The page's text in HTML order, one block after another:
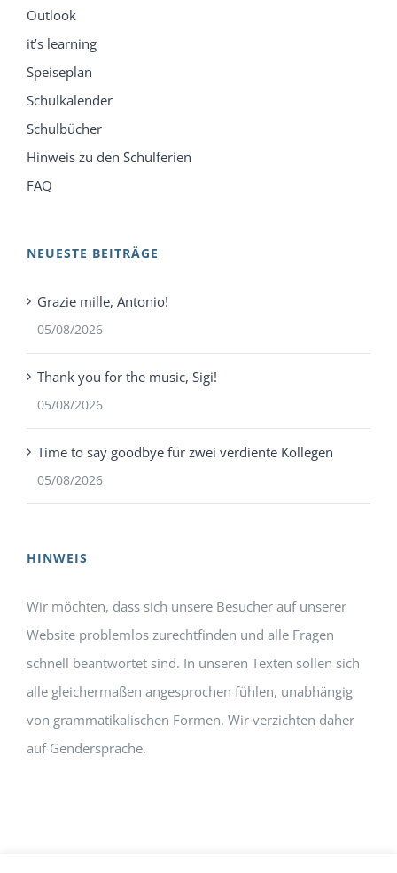
Outlook
it’s learning
Speiseplan
Schulkalender
Schulbücher
Hinweis zu den Schulferien
FAQ
NEUESTE BEITRÄGE
Grazie mille, Antonio!
05/08/2026
Thank you for the music, Sigi!
05/08/2026
Time to say goodbye für zwei verdiente Kollegen
05/08/2026
HINWEIS
Wir möchten, dass sich unsere Besucher auf unserer
Website problemlos zurechtfinden und alle Fragen
schnell beantwortet sind. In unseren Texten sollen sich
alle gleichermaßen angesprochen fühlen, unabhängig
von grammatikalischen Formen. Wir verzichten daher
auf Gendersprache.